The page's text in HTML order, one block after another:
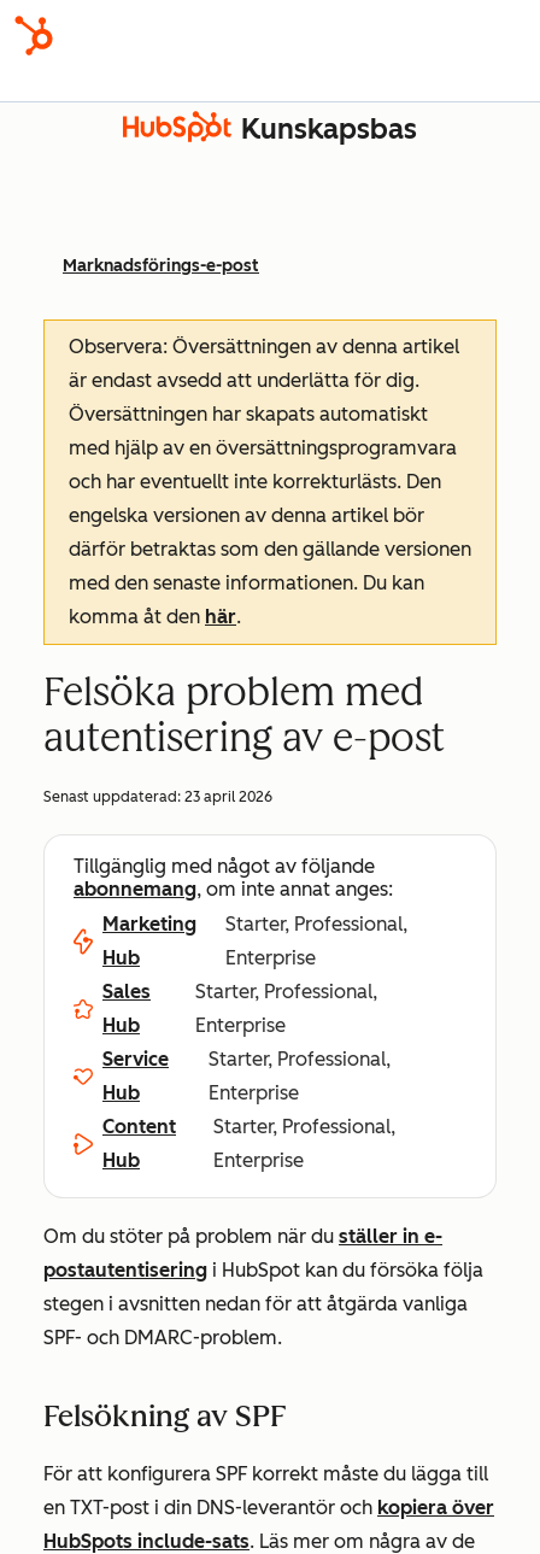
Kunskapsbas
Marknadsförings-e-post
Observera: Översättningen av denna artikel
är endast avsedd att underlätta för dig.
Översättningen har skapats automatiskt
med hjälp av en översättningsprogramvara
och har eventuellt inte korrekturlästs. Den
engelska versionen av denna artikel bör
därför betraktas som den gällande versionen
med den senaste informationen. Du kan
komma åt den här.
Felsöka problem med
autentisering av e-post
Senast uppdaterad: 23 april 2026
Tillgänglig med något av följande
abonnemang, om inte annat anges:
Marketing
Hub
Starter, Professional,
Enterprise
Sales
Hub
Starter, Professional,
Enterprise
Service
Hub
Starter, Professional,
Enterprise
Content
Hub
Starter, Professional,
Enterprise
Om du stöter på problem när du ställer in e-
postautentisering i HubSpot kan du försöka följa
stegen i avsnitten nedan för att åtgärda vanliga
SPF- och DMARC-problem.
Felsökning av SPF
För att konfigurera SPF korrekt måste du lägga till
en TXT-post i din DNS-leverantör och kopiera över
HubSpots include-sats. Läs mer om några av de